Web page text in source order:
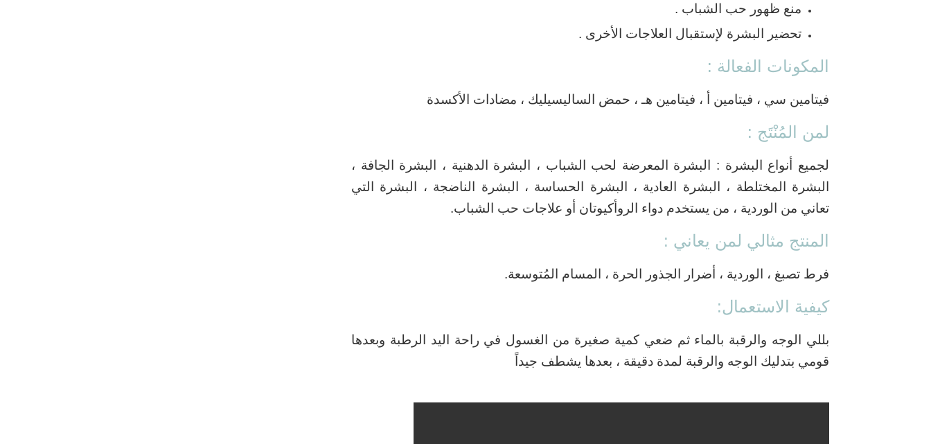
منع ظهور حب الشباب .
تحضير البشرة لإستقبال العلاجات الأخرى .
المكونات الفعالة :
فيتامين سي ، فيتامين أ ، فيتامين هـ ، حمض الساليسيليك ، مضادات الأكسدة
لمن المُنْتَج :
لجميع أنواع البشرة : البشرة المعرضة لحب الشباب ، البشرة الدهنية ، البشرة الجافة ،
البشرة المختلطة ، البشرة العادية ، البشرة الحساسة ، البشرة الناضجة ، البشرة التي
تعاني من الوردية ، من يستخدم دواء الروأكيوتان أو علاجات حب الشباب.
المنتج مثالي لمن يعاني :
فرط تصبغ ، الوردية ، أضرار الجذور الحرة ، المسام المُتوسعة.
كيفية الاستعمال:
بللي الوجه والرقبة بالماء ثم ضعي كمية صغيرة من الغسول في راحة اليد الرطبة وبعدها
قومي بتدليك الوجه والرقبة لمدة دقيقة ، بعدها يشطف جيداً